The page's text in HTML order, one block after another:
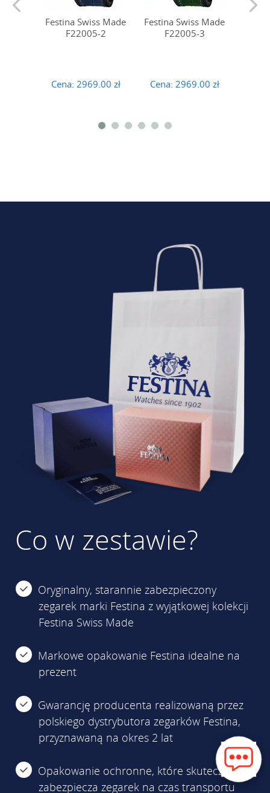
Festina Swiss Made
F22005-2
Cena: 2969.00 zł
Festina Swiss Made
F22005-3
Cena: 2969.00 zł
Co w zestawie?
Oryginalny, starannie zabezpieczony
zegarek marki Festina z wyjątkowej kolekcji
Festina Swiss Made
Markowe opakowanie Festina idealne na
prezent
Gwarancję producenta realizowaną przez
polskiego dystrybutora zegarków Festina,
przyznawaną na okres 2 lat
Opakowanie ochronne, które skutecznie
zabezpiecza zegarek na czas transportu